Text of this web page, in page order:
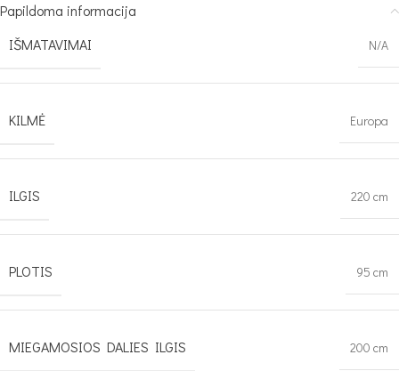
Papildoma informacija
IŠMATAVIMAI
N/A
KILMĖ Europa
ILGIS 220 cm
PLOTIS 95 cm
MIEGAMOSIOS DALIES ILGIS 200 cm